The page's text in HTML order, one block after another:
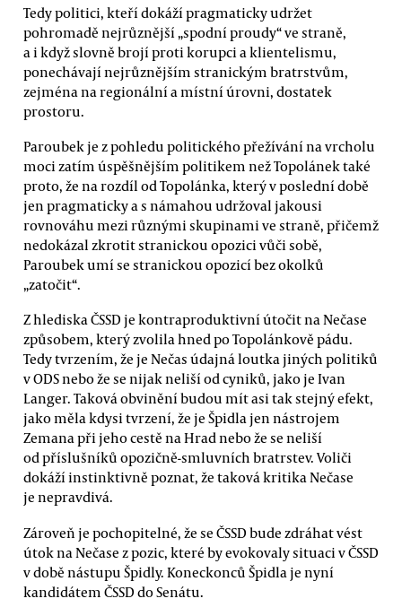
Tedy politici, kteří dokáží pragmaticky udržet
pohromadě nejrůznější „spodní proudy“ ve straně,
a i když slovně brojí proti korupci a klientelismu,
ponechávají nejrůznějším stranickým bratrstvům,
zejména na regionální a místní úrovni, dostatek
prostoru.
Paroubek je z pohledu politického přežívání na vrcholu
moci zatím úspěšnějším politikem než Topolánek také
proto, že na rozdíl od Topolánka, který v poslední době
jen pragmaticky a s námahou udržoval jakousi
rovnováhu mezi různými skupinami ve straně, přičemž
nedokázal zkrotit stranickou opozici vůči sobě,
Paroubek umí se stranickou opozicí bez okolků
„zatočit“.
Z hlediska ČSSD je kontraproduktivní útočit na Nečase
způsobem, který zvolila hned po Topolánkově pádu.
Tedy tvrzením, že je Nečas údajná loutka jiných politiků
v ODS nebo že se nijak neliší od cyniků, jako je Ivan
Langer. Taková obvinění budou mít asi tak stejný efekt,
jako měla kdysi tvrzení, že je Špidla jen nástrojem
Zemana při jeho cestě na Hrad nebo že se neliší
od příslušníků opozičně-smluvních bratrstev. Voliči
dokáží instinktivně poznat, že taková kritika Nečase
je nepravdivá.
Zároveň je pochopitelné, že se ČSSD bude zdráhat vést
útok na Nečase z pozic, které by evokovaly situaci v ČSSD
v době nástupu Špidly. Koneckonců Špidla je nyní
kandidátem ČSSD do Senátu.